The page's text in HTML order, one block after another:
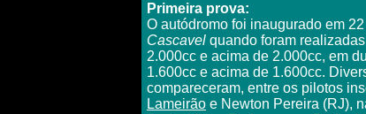
Primeira prova:
O autódromo foi inaugurado em
Cascavel quando foram
2.000cc e acima de 2.000cc, em
1.600cc e acima de 1.600cc.
compareceram, entre os pilotos
Lameirão e Newton Pereira (RJ),